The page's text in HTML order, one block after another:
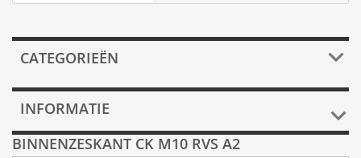
CATEGORIEËN 
INFORMATIE 
BINNENZESKANT CK M10 RVS A2